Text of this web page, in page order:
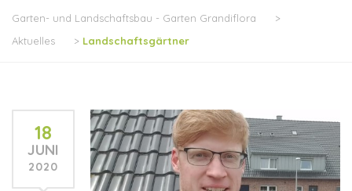
Garten- und Landschaftsbau - Garten Grandiflora
>
Aktuelles
> Landschaftsgärtner
18
JUNI
2020